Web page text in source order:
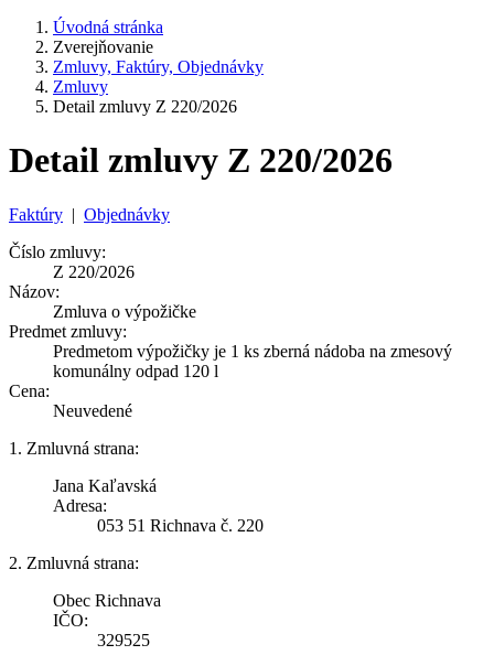
Úvodná stránka
Zverejňovanie
Zmluvy, Faktúry, Objednávky
Zmluvy
Detail zmluvy Z 220/2026
Detail zmluvy Z 220/2026
Faktúry | Objednávky
Číslo zmluvy:
Z 220/2026
Názov:
Zmluva o výpožičke
Predmet zmluvy:
Predmetom výpožičky je 1 ks zberná nádoba na zmesový
komunálny odpad 120 l
Cena:
Neuvedené
1. Zmluvná strana:
Jana Kaľavská
Adresa:
053 51 Richnava č. 220
2. Zmluvná strana:
Obec Richnava
IČO:
329525